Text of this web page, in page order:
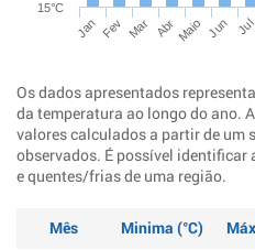
Jan Fev Mar Abr Maio Jun Jul
15°C
Os dados apresentados
da temperatura ao longo do ano.
valores calculados a partir de um
observados. É possível
e quentes/frias de uma região.
Mês Minima (°C)